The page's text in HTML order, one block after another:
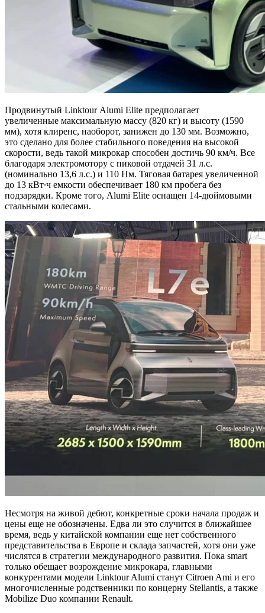
Продвинутый Linktour Alumi Elite предполагает
увеличенные максимальную массу (820 кг) и высоту (1590
мм), хотя клиренс, наоборот, занижен до 130 мм. Возможно,
это сделано для более стабильного поведения на высокой
скорости, ведь такой микрокар способен достичь 90 км/ч. Все
благодаря электромотору с пиковой отдачей 31 л.с.
(номинально 13,6 л.с.) и 110 Нм. Тяговая батарея увеличенной
до 13 кВт∙ч емкости обеспечивает 180 км пробега без
подзарядки. Кроме того, Alumi Elite оснащен 14-дюймовыми
стальными колесами.
Несмотря на живой дебют, конкретные сроки начала продаж и
цены еще не обозначены. Едва ли это случится в ближайшее
время, ведь у китайской компании еще нет собственного
представительства в Европе и склада запчастей, хотя они уже
числятся в стратегии международного развития. Пока smart
только обещает возрождение микрокара, главными
конкурентами модели Linktour Alumi станут Citroen Ami и его
многочисленные родственники по концерну Stellantis, а также
Mobilize Duo компании Renault.